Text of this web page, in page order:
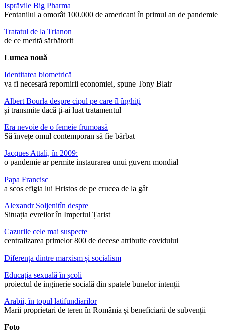
Isprăvile Big Pharma
Fentanilul a omorât 100.000 de americani în primul an de pandemie
Tratatul de la Trianon
de ce merită sărbătorit
Lumea nouă
Identitatea biometrică
va fi necesară repornirii economiei, spune Tony Blair
Albert Bourla despre cipul pe care îl înghiți
și transmite dacă ți-ai luat tratamentul
Era nevoie de o femeie frumoasă
Să învețe omul contemporan să fie bărbat
Jacques Attali, în 2009:
o pandemie ar permite instaurarea unui guvern mondial
Papa Francisc
a scos efigia lui Hristos de pe crucea de la gât
Alexandr Soljenițîn despre
Situația evreilor în Imperiul Țarist
Cazurile cele mai suspecte
centralizarea primelor 800 de decese atribuite covidului
Diferența dintre marxism și socialism
Educația sexuală în școli
proiectul de inginerie socială din spatele bunelor intenții
Arabii, în topul latifundiarilor
Marii proprietari de teren în România și beneficiarii de subvenții
Foto